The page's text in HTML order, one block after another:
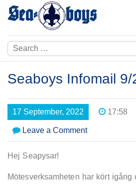
Skip
Search
for:
Seaboys Infomail 9/
17 September, 2022 17:58
Leave a Commenton
Seaboys
Hej Seapysar!
Mötesverksamheten har kört igång